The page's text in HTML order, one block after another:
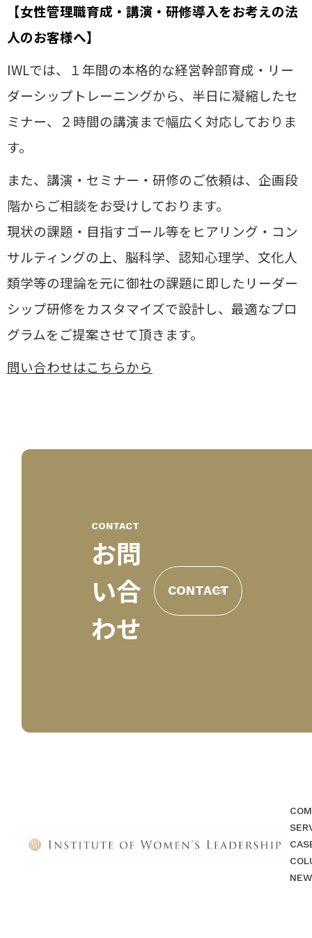
【女性管理職育成・講演・研修導入をお考えの法
人のお客様へ】
IWLでは、１年間の本格的な経営幹部育成・リー
ダーシップトレーニングから、半日に凝縮したセ
ミナー、２時間の講演まで幅広く対応しておりま
す。
また、講演・セミナー・研修のご依頼は、企画段
階からご相談をお受けしております。
現状の課題・目指すゴール等をヒアリング・コン
サルティングの上、 脳科学、認知心理学、文化人
類学等の理論を元に御社の課題に即したリーダー
シップ研修をカスタマイズで設計し、 最適なプロ
グラムをご提案させて頂きます。
問い合わせはこちらから
CONTACT
お問
い合
わせ
CONTACT